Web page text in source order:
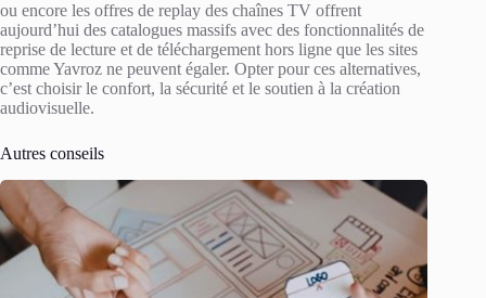
ou encore les offres de replay des chaînes TV offrent
aujourd’hui des catalogues massifs avec des fonctionnalités de
reprise de lecture et de téléchargement hors ligne que les sites
comme Yavroz ne peuvent égaler. Opter pour ces alternatives,
c’est choisir le confort, la sécurité et le soutien à la création
audiovisuelle.
Autres conseils